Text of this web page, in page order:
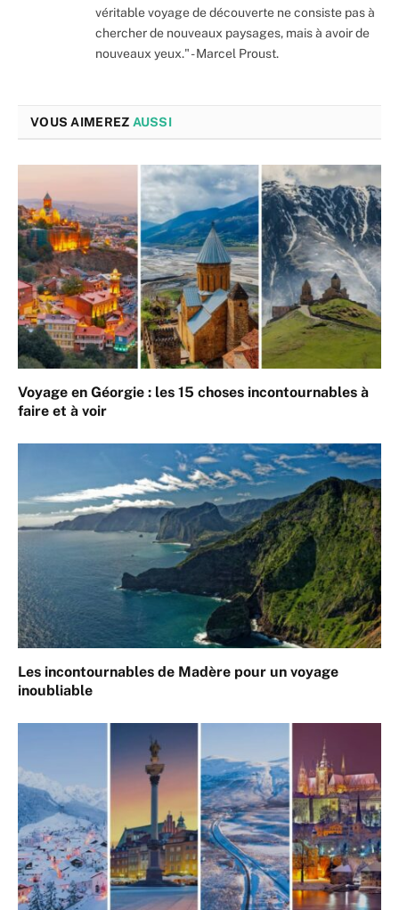
véritable voyage de découverte ne consiste pas à
chercher de nouveaux paysages, mais à avoir de
nouveaux yeux." - Marcel Proust.
VOUS AIMEREZ AUSSI
Voyage en Géorgie : les 15 choses incontournables à
faire et à voir
Les incontournables de Madère pour un voyage
inoubliable